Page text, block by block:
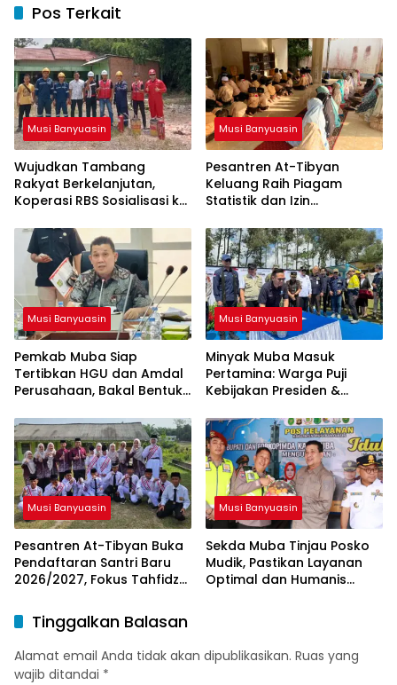
Pos Terkait
Musi Banyuasin
Wujudkan Tambang
Rakyat Berkelanjutan,
Koperasi RBS Sosialisasi ke
GEP
Musi Banyuasin
Pesantren At-Tibyan
Keluang Raih Piagam
Statistik dan Izin
Kemenag RI
Musi Banyuasin
Pemkab Muba Siap
Tertibkan HGU dan Amdal
Perusahaan, Bakal Bentuk
Musi Banyuasin
Minyak Muba Masuk
Pertamina: Warga Puji
Kebijakan Presiden &
Musi Banyuasin
Pesantren At-Tibyan Buka
Pendaftaran Santri Baru
2026/2027, Fokus Tahfidz
Musi Banyuasin
Sekda Muba Tinjau Posko
Mudik, Pastikan Layanan
Optimal dan Humanis
Tinggalkan Balasan
Alamat email Anda tidak akan dipublikasikan. Ruas yang
wajib ditandai *